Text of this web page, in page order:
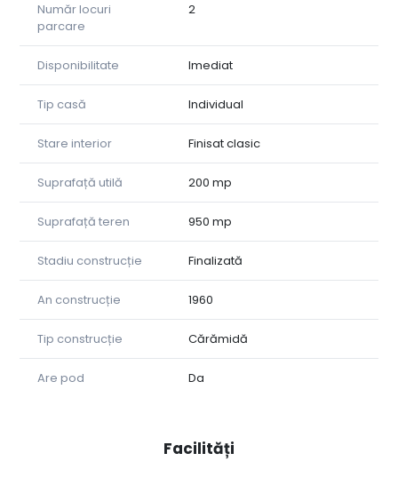
Număr locuri
parcare
2
Disponibilitate Imediat
Tip casă Individual
Stare interior Finisat clasic
Suprafață utilă 200 mp
Suprafață teren 950 mp
Stadiu construcție Finalizată
An construcție 1960
Tip construcție Cărămidă
Are pod Da
Facilități